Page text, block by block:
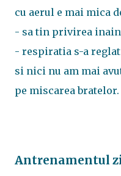
cu aerul e mai mica
- sa tin privirea
- respiratia s-a
si nici nu am mai
pe miscarea bratelor.
Antrenamentul